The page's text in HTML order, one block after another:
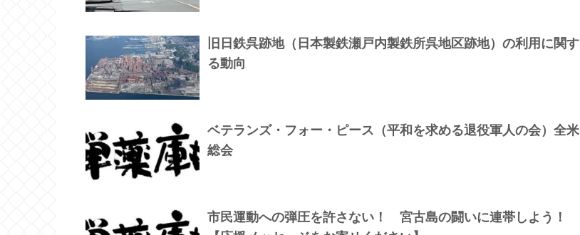
旧日鉄呉跡地（日本製鉄瀬戸内製鉄所呉地区跡地）の利用に関す
る動向
ベテランズ・フォー・ピース（平和を求める退役軍人の会）全米
総会
市民運動への弾圧を許さない！ 宮古島の闘いに連帯しよう！